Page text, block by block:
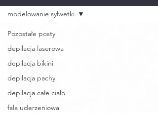
Pozostałe posty
depilacja laserowa
depilacja bikini
depilacja pachy
depilacja całe ciało
fala uderzeniowa
modelowanie sylwetki